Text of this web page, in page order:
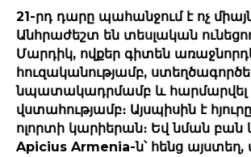
21-րդ դարը պահանջում է ոչ
Անհրաժեշտ են տեսլական
Մարդիկ, ովքեր գիտեն
հուզականությամբ,
նպատակադրմամբ և հարմարվել
վստահությամբ։ Այսպիսին է
ոլորտի կարիերան։ Եվ նման բան
Apicius Armenia-ն՝ հենց այստեղ,